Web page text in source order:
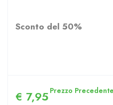
Sconto del 50%
€ 7,95 Prezzo